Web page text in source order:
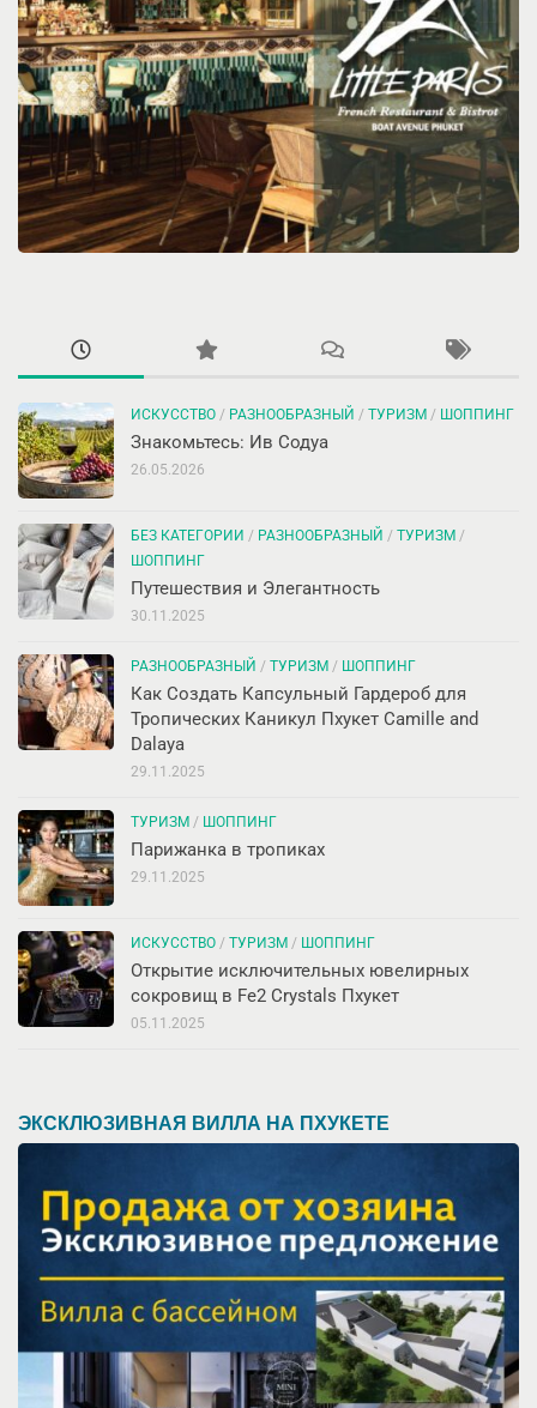
ИСКУССТВО / РАЗНООБРАЗНЫЙ / ТУРИЗМ / ШОППИНГ
Знакомьтесь: Ив Содуа
26.05.2026
БЕЗ КАТЕГОРИИ / РАЗНООБРАЗНЫЙ / ТУРИЗМ /
ШОППИНГ
Путешествия и Элегантность
30.11.2025
РАЗНООБРАЗНЫЙ / ТУРИЗМ / ШОППИНГ
Как Создать Капсульный Гардероб для
Тропических Каникул Пхукет Camille and
Dalaya
29.11.2025
ТУРИЗМ / ШОППИНГ
Парижанка в тропиках
29.11.2025
ИСКУССТВО / ТУРИЗМ / ШОППИНГ
Открытие исключительных ювелирных
сокровищ в Fe2 Crystals Пхукет
05.11.2025
ЭКСКЛЮЗИВНАЯ ВИЛЛА НА ПХУКЕТЕ